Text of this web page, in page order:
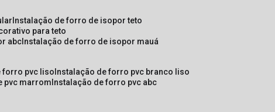
instalação de forro de isopor teto
para teto
abc instalação de forro de isopor mauá
forro pvc liso instalação de forro pvc branco liso
pvc marrom instalação de forro pvc abc